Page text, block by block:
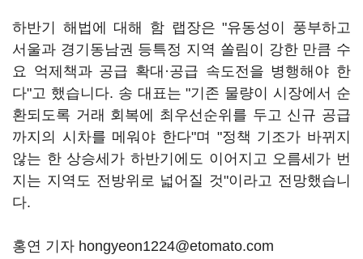
하반기 해법에 대해 함 랩장은 "유동성이 풍부하고
서울과 경기동남권 등특정 지역 쏠림이 강한 만큼 수
요 억제책과 공급 확대·공급 속도전을 병행해야 한
다"고 했습니다. 송 대표는 "기존 물량이 시장에서 순
환되도록 거래 회복에 최우선순위를 두고 신규 공급
까지의 시차를 메워야 한다"며 "정책 기조가 바뀌지
않는 한 상승세가 하반기에도 이어지고 오름세가 번
지는 지역도 전방위로 넓어질 것"이라고 전망했습니
다.
홍연 기자 hongyeon1224@etomato.com